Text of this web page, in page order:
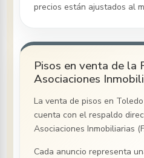
precios están ajustados al
Pisos en venta de la
Asociaciones
La venta de pisosen Toledo
cuenta con el respaldo
Asociaciones Inmobiliarias
Cada anuncio representa